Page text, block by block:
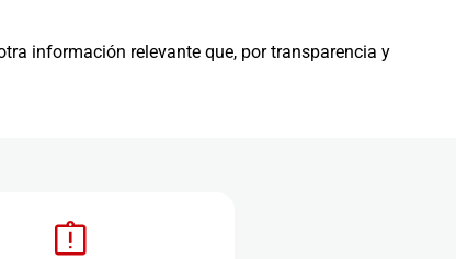
información relevante que, por transparencia y